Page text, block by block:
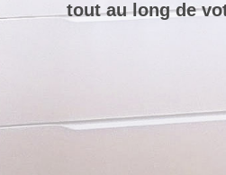
tout au long de